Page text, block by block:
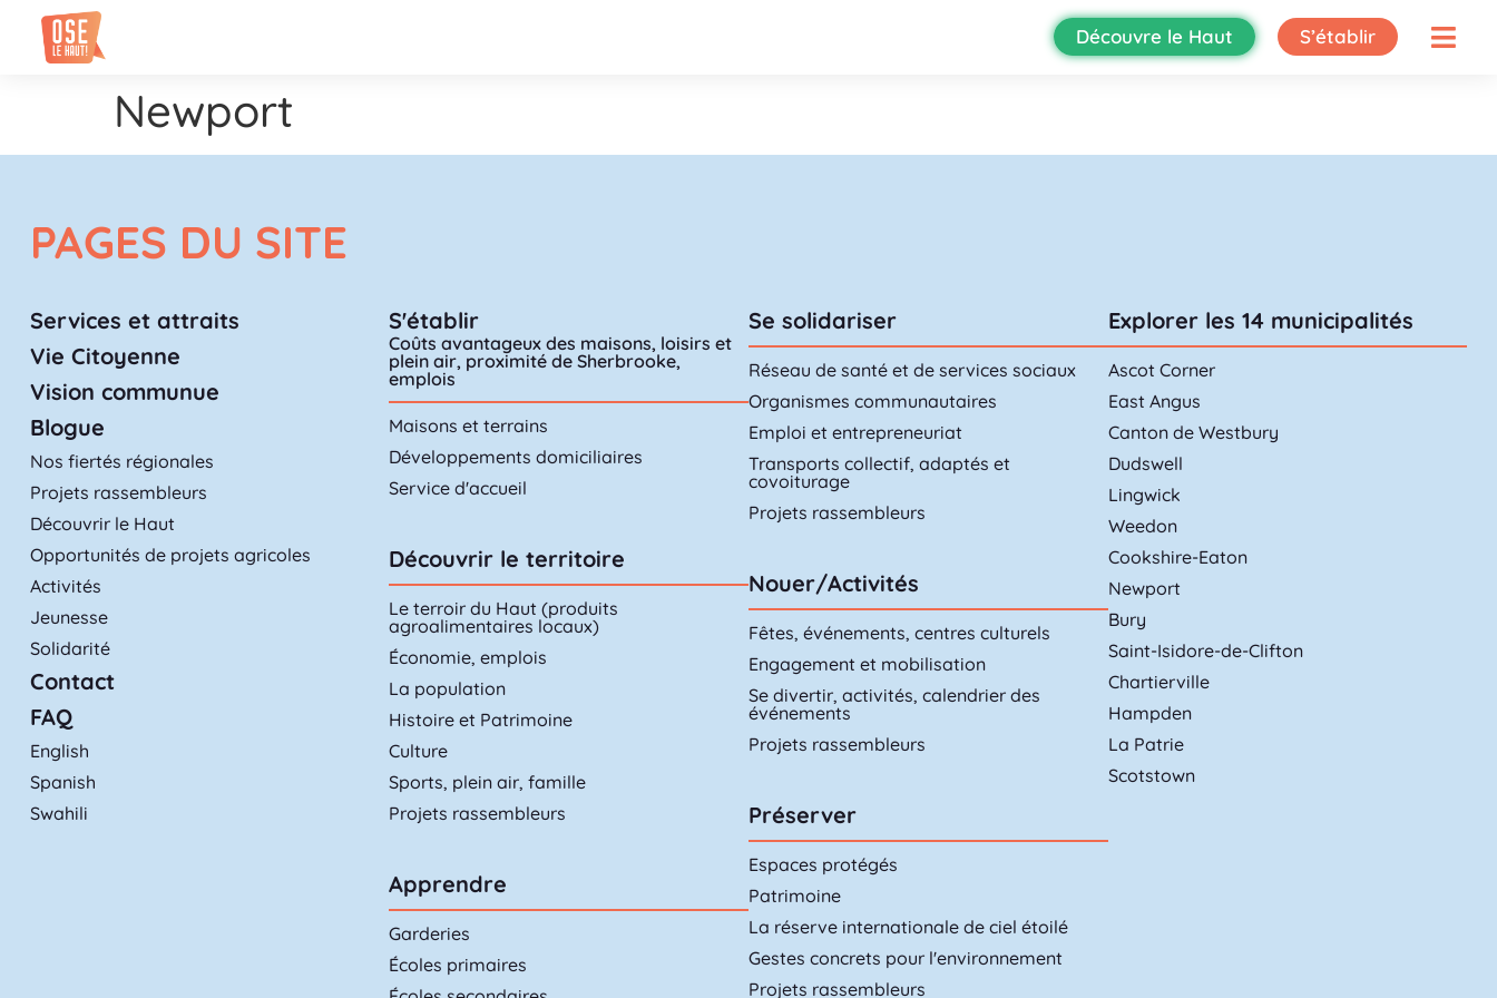
Découvre le Haut S’établir
Newport
PAGES DU SITE
Services et attraits
Vie Citoyenne
Vision communue
Blogue
Nos fiertés régionales
Projets rassembleurs
Découvrir le Haut
Opportunités de projets agricoles
Activités
Jeunesse
Solidarité
Contact
FAQ
English
Spanish
Swahili
S'établir
Coûts avantageux des maisons, loisirs et
plein air, proximité de Sherbrooke,
emplois
Maisons et terrains
Développements domiciliaires
Service d'accueil
Découvrir le territoire
Le terroir du Haut (produits
agroalimentaires locaux)
Économie, emplois
La population
Histoire et Patrimoine
Culture
Sports, plein air, famille
Projets rassembleurs
Apprendre
Garderies
Écoles primaires
Se solidariser
Réseau de santé et de services sociaux
Organismes communautaires
Emploi et entrepreneuriat
Transports collectif, adaptés et
covoiturage
Projets rassembleurs
Nouer/Activités
Fêtes, événements, centres culturels
Engagement et mobilisation
Se divertir, activités, calendrier des
événements
Projets rassembleurs
Préserver
Espaces protégés
Patrimoine
La réserve internationale de ciel étoilé
Gestes concrets pour l'environnement
Projets rassembleurs
Explorer les 14 municipalités
Ascot Corner
East Angus
Canton de Westbury
Dudswell
Lingwick
Weedon
Cookshire-Eaton
Newport
Bury
Saint-Isidore-de-Clifton
Chartierville
Hampden
La Patrie
Scotstown